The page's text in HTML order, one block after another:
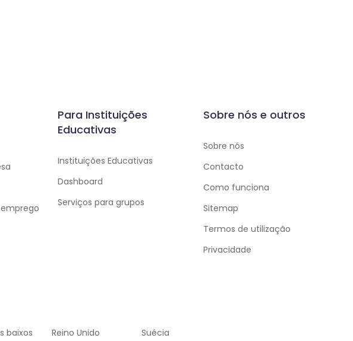
Para Instituições
Educativas
Instituições Educativas
Dashboard
Serviços para grupos
Sobre nós e outros
Sobre nós
Contacto
Como funciona
Sitemap
Termos de utilização
Privacidade
baixos Reino Unido Suécia